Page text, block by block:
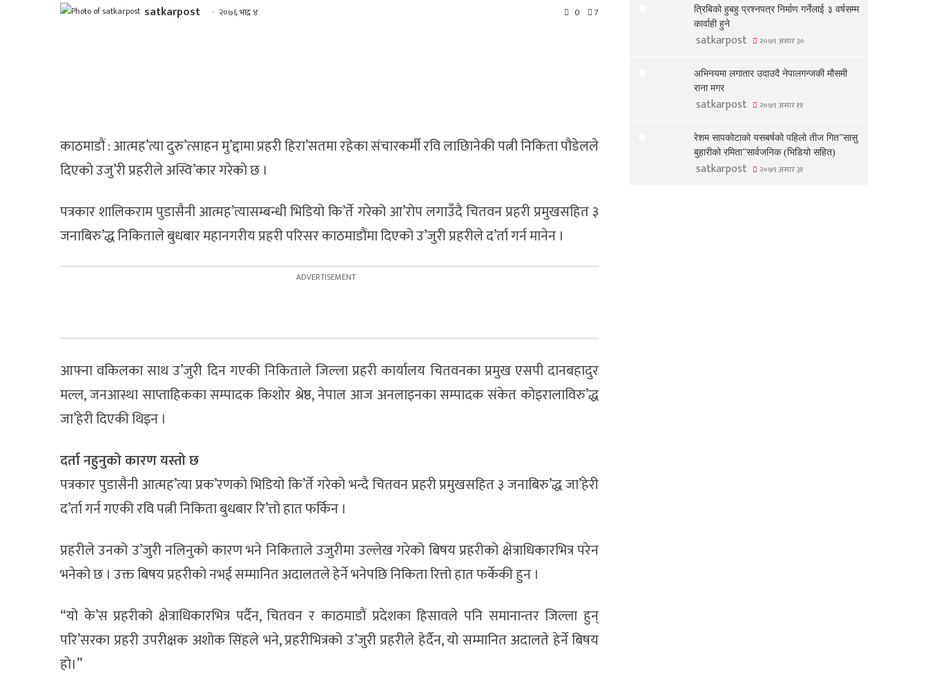
satkarpost २०७६ भाद्र ४ 0 7
काठमाडौं : आत्मह’त्या दुरु’त्साहन मु’द्दामा प्रहरी हिरा’सतमा रहेका संचारकर्मी रवि लाछिानेकी पत्नी निकिता पौडेलले
दिएको उजु’री प्रहरीले अस्वि’कार गरेको छ ।
पत्रकार शालिकराम पुडासैनी आत्मह’त्यासम्बन्धी भिडियो कि’र्ते गरेको आ’रोप लगाउँदै चितवन प्रहरी प्रमुखसहित ३
जनाबिरु’द्ध निकिताले बुधबार महानगरीय प्रहरी परिसर काठमाडौंमा दिएको उ’जुरी प्रहरीले द’र्ता गर्न मानेन ।
आफ्ना वकिलका साथ उ’जुरी दिन गएकी निकिताले जिल्ला प्रहरी कार्यालय चितवनका प्रमुख एसपी दानबहादुर
मल्ल, जनआस्था साप्ताहिकका सम्पादक किशोर श्रेष्ठ, नेपाल आज अनलाइनका सम्पादक संकेत कोइरालाविरु’द्ध
जा’हेरी दिएकी थिइन ।
दर्ता नहुनुको कारण यस्तो छ
पत्रकार पुडासैनी आत्मह’त्या प्रक’रणको भिडियो कि’र्ते गरेको भन्दै चितवन प्रहरी प्रमुखसहित ३ जनाबिरु’द्ध जा’हेरी
द’र्ता गर्न गएकी रवि पत्नी निकिता बुधबार रि’त्तो हात फर्किन ।
प्रहरीले उनको उ’जुरी नलिनुको कारण भने निकिताले उजुरीमा उल्लेख गरेको बिषय प्रहरीको क्षेत्राधिकारभित्र परेन
भनेको छ । उक्त बिषय प्रहरीको नभई सम्मानित अदालतले हेर्ने भनेपछि निकिता रित्तो हात फर्केकी हुन ।
“यो के’स प्रहरीको क्षेत्राधिकारभित्र पर्दैन, चितवन र काठमाडौं प्रदेशका हिसावले पनि समानान्तर जिल्ला हुन्
परि’सरका प्रहरी उपरीक्षक अशोक सिंहले भने, प्रहरीभित्रको उ’जुरी प्रहरीले हेर्दैन, यो सम्मानित अदालते हेर्ने बिषय
हो।”
त्रिबिको हुबहु प्रश्नपत्र निर्माण गर्नेलाई ३ वर्षसम्म
कार्वाही हुने
satkarpost २०७९ असार ३०
अभिनयमा लगातार उदाउदै नेपालगन्जकी मौसमी
राना मगर
satkarpost २०७९ असार ११
रेशम सापकोटाको यसबर्षको पहिलो तीज गित”सासु
बुहारीको रमिता”सार्वजनिक (भिडियो सहित)
satkarpost २०७९ असार ३१